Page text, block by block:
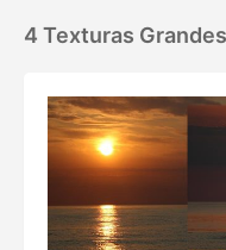
4 Texturas